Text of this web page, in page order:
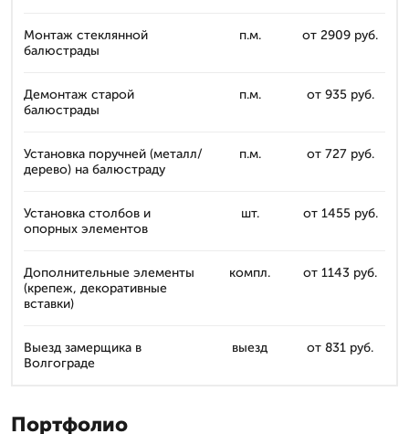
Монтаж стеклянной
балюстрады
п.м. от 2909 руб.
Демонтаж старой
балюстрады
п.м. от 935 руб.
Установка поручней (металл/
дерево) на балюстраду
п.м. от 727 руб.
Установка столбов и
опорных элементов
шт. от 1455 руб.
Дополнительные элементы
(крепеж, декоративные
вставки)
компл. от 1143 руб.
Выезд замерщика в
Волгограде
выезд от 831 руб.
Портфолио